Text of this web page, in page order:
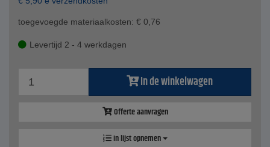
toegevoegde materiaalkosten: € 0,76
Levertijd 2 - 4 werkdagen
In de winkelwagen
Offerte aanvragen
In lijst opnemen